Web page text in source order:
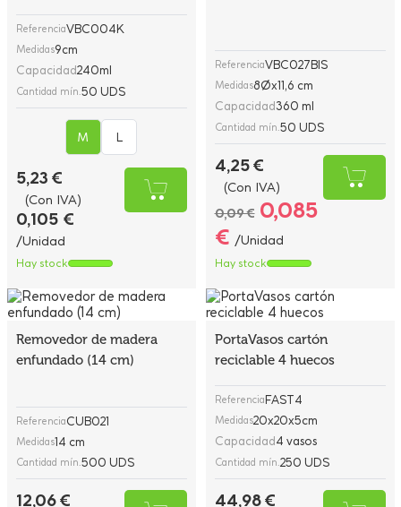
ReferenciaVBC004K
Medidas9cm
Capacidad240ml
Cantidad mín.50 UDS
M L
5,23 €
(Con IVA)
0,105 €
/Unidad
Hay stock
ReferenciaVBC027BIS
Medidas8Øx11,6 cm
Capacidad360 ml
Cantidad mín.50 UDS
4,25 €
(Con IVA)
0,09 € 0,085
€ /Unidad
Hay stock
Removedor de madera
enfundado (14 cm)
ReferenciaCUB021
Medidas14 cm
Cantidad mín.500 UDS
12,06 €
PortaVasos cartón
reciclable 4 huecos
ReferenciaFAST4
Medidas20x20x5cm
Capacidad4 vasos
Cantidad mín.250 UDS
44,98 €